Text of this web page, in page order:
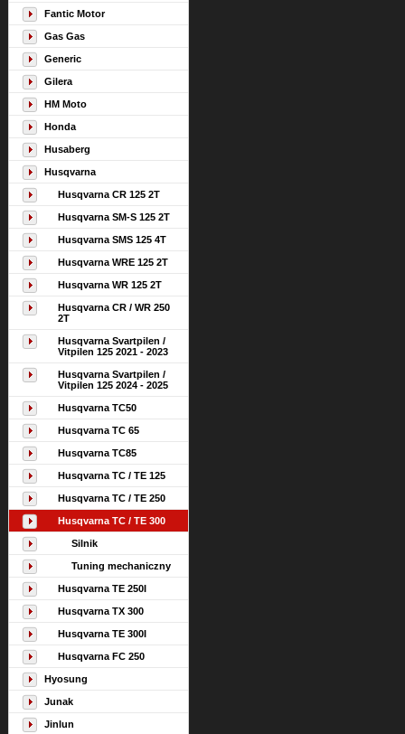
Fantic Motor
Gas Gas
Generic
Gilera
HM Moto
Honda
Husaberg
Husqvarna
Husqvarna CR 125 2T
Husqvarna SM-S 125 2T
Husqvarna SMS 125 4T
Husqvarna WRE 125 2T
Husqvarna WR 125 2T
Husqvarna CR / WR 250
2T
Husqvarna Svartpilen /
Vitpilen 125 2021 - 2023
Husqvarna Svartpilen /
Vitpilen 125 2024 - 2025
Husqvarna TC50
Husqvarna TC 65
Husqvarna TC85
Husqvarna TC / TE 125
Husqvarna TC / TE 250
Husqvarna TC / TE 300
Silnik
Tuning mechaniczny
Husqvarna TE 250I
Husqvarna TX 300
Husqvarna TE 300I
Husqvarna FC 250
Hyosung
Junak
Jinlun